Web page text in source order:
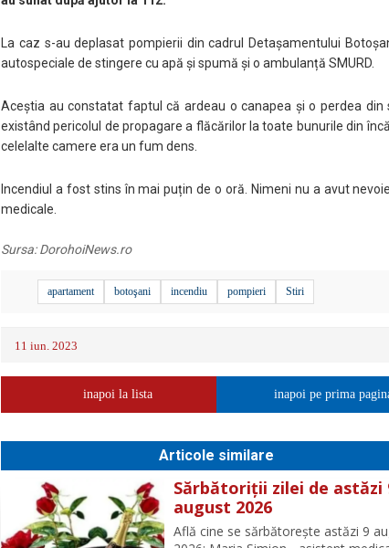
La caz s-au deplasat pompierii din cadrul Detașamentului
autospeciale de stingere cu apă și spumă și o ambulanță SMURD.
Aceștia au constatat faptul că ardeau o canapea și o perdea din
existând pericolul de propagare a flăcărilor la toate bunurile din
celelalte camere era un fum dens.
Incendiul a fost stins în mai puțin de o oră. Nimeni nu a avut
medicale.
Sursa:DorohoiNews.ro
apartament botoşani incendiu pompieri Stiri
11 iun. 2023
inapoi la lista inapoi pe prima
Articole similare
Sărbătoriții zilei de astăzi
august 2026
Află cine se sărbătoreşte astăzi 9